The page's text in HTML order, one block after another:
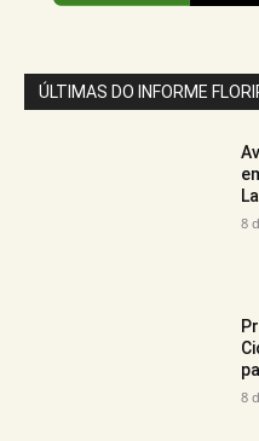
ÚLTIMAS DO INFORME
8
8